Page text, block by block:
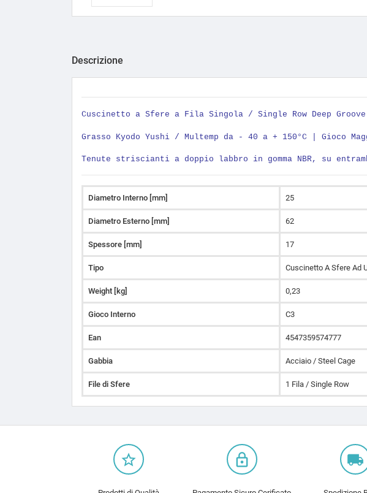
Descrizione
Cuscinetto a Sfere a Fila Singola / Single Row Deep
Grasso Kyodo Yushi / Multemp da - 40 a + 150°C | Gioco
Tenute striscianti a doppio labbro in gomma NBR, su
Diametro Interno [mm] 25
Diametro Esterno [mm] 62
Spessore [mm] 17
Tipo Cuscinetto A Sfere Ad
Weight [kg] 0,23
Gioco Interno C3
Ean 4547359574777
Gabbia Acciaio / Steel Cage
File di Sfere 1 Fila / Single Row
star_border lock_outline local_shipping